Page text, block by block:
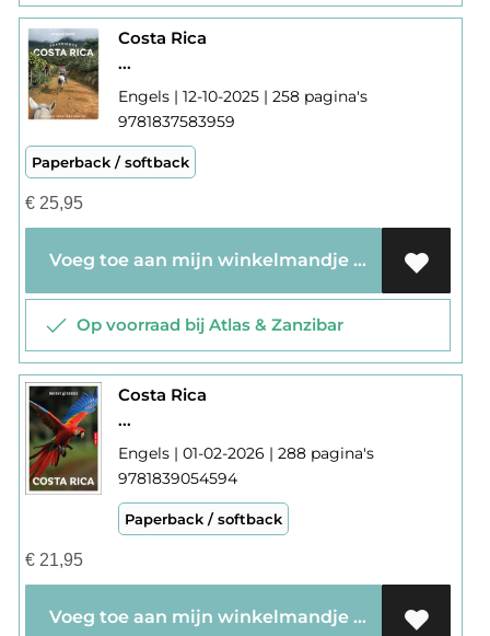
Costa Rica
...
Engels | 12-10-2025 | 258 pagina's
9781837583959
Paperback / softback
€25,95
Voeg toe aan mijn winkelmandje
Op voorraad bij Atlas & Zanzibar
Costa Rica
...
Engels | 01-02-2026 | 288 pagina's
9781839054594
Paperback / softback
€21,95
Voeg toe aan mijn winkelmandje